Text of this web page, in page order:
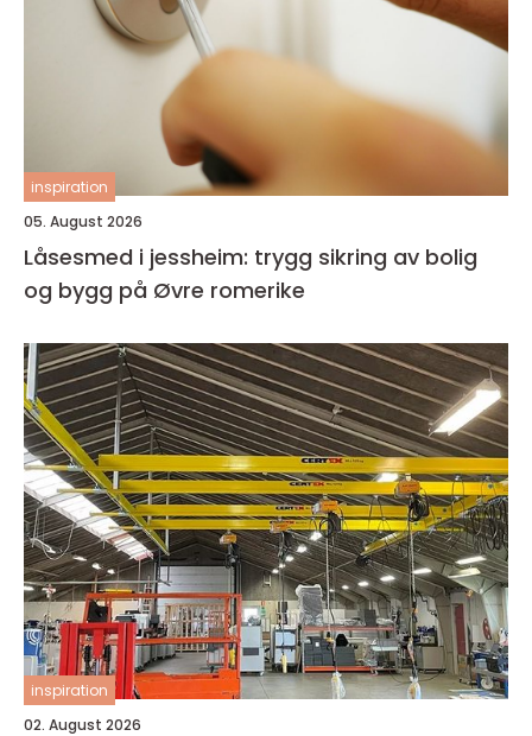
inspiration
05. August 2026
Låsesmed i jessheim: trygg sikring av bolig
og bygg på Øvre romerike
inspiration
02. August 2026